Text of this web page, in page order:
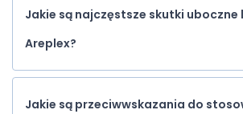
Jakie są najczęstsze skutki uboczne
Areplex?
Jakie są przeciwwskazania do